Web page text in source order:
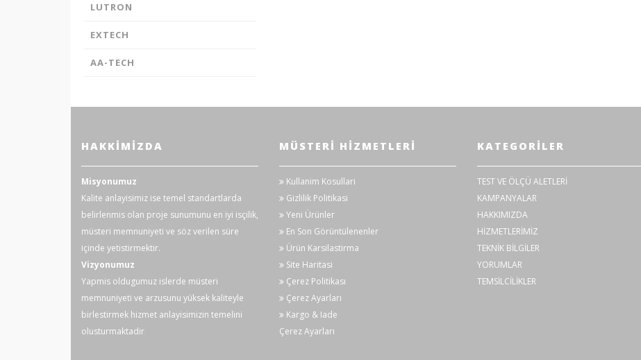
LUTRON
EXTECH
AA-TECH
HAKKIMIZDA
Misyonumuz
Kalite anlayisimiz ise temel standartlarda
belirlenmis olan proje sunumunu en iyi isçilik,
müsteri memnuniyeti ve söz verilen süre
içinde yetistirmektir.
Vizyonumuz
Yapmis oldugumuz islerde müsteri
memnuniyeti ve arzusunu yüksek kaliteyle
birlestirmek hizmet anlayisimizin temelini
olusturmaktadir
MÜSTERI HIZMETLERI
Kullanim Kosullari
Gizlilik Politikasi
Yeni Ürünler
En Son Görüntülenenler
Ürün Karsilastirma
Site Haritasi
Çerez Politikası
Çerez Ayarları
Kargo & Iade
Çerez Ayarları
KATEGORILER
TEST VE ÖLÇÜ ALETLERİ
KAMPANYALAR
HAKKIMIZDA
HİZMETLERİMİZ
TEKNİK BİLGİLER
YORUMLAR
TEMSİLCİLİKLER